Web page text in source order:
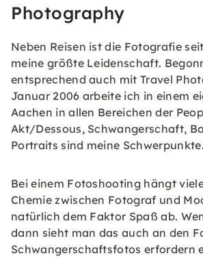
Photography
Neben Reisen ist die Fotografie
meine größte Leidenschaft.
entsprechend auch mit Travel
Januar 2006 arbeite ich in einem
Aachen in allen Bereichen der
Akt/Dessous, Schwangerschaft,
Portraits sind meine Schwerpunkte.
Bei einem Fotoshooting hängt
Chemie zwischen Fotograf und
natürlich dem Faktor Spaß ab.
dann sieht man das auch an den
Schwangerschaftsfotos erfordern